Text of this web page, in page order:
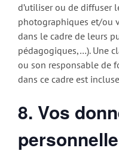
d’utiliser ou de diffuser
photographiques et/ou
dans le cadre de leurs
pédagogiques,…). Une
ou son responsable de
dans ce cadre est
8. Vos